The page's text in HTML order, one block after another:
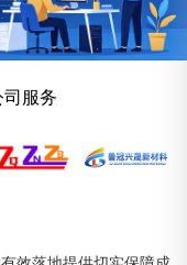
服务